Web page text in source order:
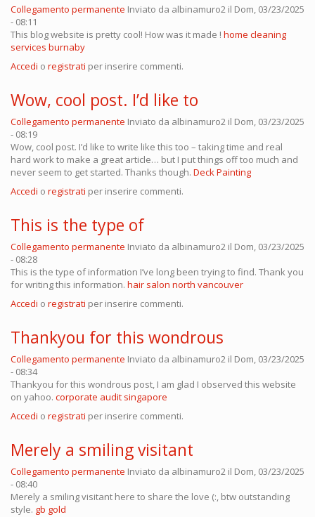
Collegamento permanente Inviato da albinamuro2 il Dom, 03/23/2025
- 08:11
This blog website is pretty cool! How was it made ! home cleaning
services burnaby
Accedi o registrati per inserire commenti.
Wow, cool post. I’d like to
Collegamento permanente Inviato da albinamuro2 il Dom, 03/23/2025
- 08:19
Wow, cool post. I’d like to write like this too – taking time and real
hard work to make a great article… but I put things off too much and
never seem to get started. Thanks though. Deck Painting
Accedi o registrati per inserire commenti.
This is the type of
Collegamento permanente Inviato da albinamuro2 il Dom, 03/23/2025
- 08:28
This is the type of information I’ve long been trying to find. Thank you
for writing this information. hair salon north vancouver
Accedi o registrati per inserire commenti.
Thankyou for this wondrous
Collegamento permanente Inviato da albinamuro2 il Dom, 03/23/2025
- 08:34
Thankyou for this wondrous post, I am glad I observed this website
on yahoo. corporate audit singapore
Accedi o registrati per inserire commenti.
Merely a smiling visitant
Collegamento permanente Inviato da albinamuro2 il Dom, 03/23/2025
- 08:40
Merely a smiling visitant here to share the love (:, btw outstanding
style. gb gold